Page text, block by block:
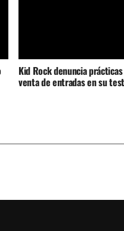
Kid Rock denuncia
venta de entradas en su